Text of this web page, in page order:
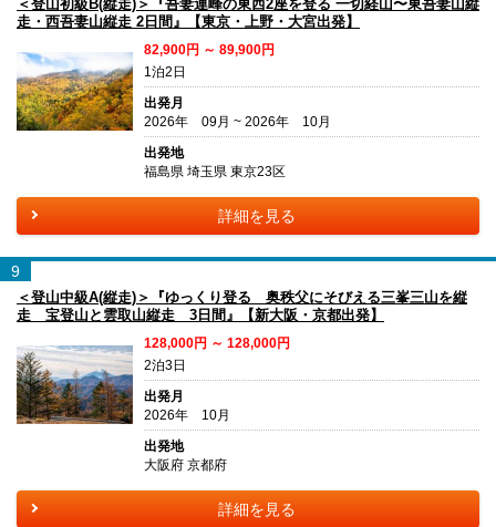
＜登山初級B(縦走)＞『吾妻連峰の東西2座を登る 一切経山〜東吾妻山縦
走・西吾妻山縦走 2日間』【東京・上野・大宮出発】
82,900円 ～ 89,900円
1泊2日
出発月
2026年 09月 ~ 2026年 10月
出発地
福島県 埼玉県 東京23区
詳細を見る
9
＜登山中級A(縦走)＞『ゆっくり登る 奥秩父にそびえる三峯三山を縦
走 宝登山と雲取山縦走 3日間』【新大阪・京都出発】
128,000円 ～ 128,000円
2泊3日
出発月
2026年 10月
出発地
大阪府 京都府
詳細を見る